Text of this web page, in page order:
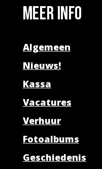
Meer info
Algemeen
Nieuws!
Kassa
Vacatures
Verhuur
Fotoalbums
Geschiedenis